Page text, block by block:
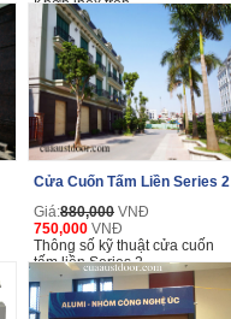
Khớp inox tròn
Cửa Cuốn Tấm Liền Series 2
Giá:880,000 VNĐ
750,000 VNĐ
Thông số kỹ thuật cửa cuốn
tấm liền Series 2